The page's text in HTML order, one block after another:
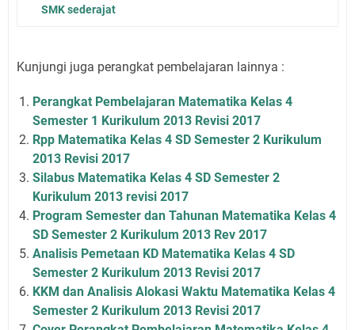
SMK sederajat
Kunjungi juga perangkat pembelajaran lainnya :
Perangkat Pembelajaran Matematika Kelas 4
Semester 1 Kurikulum 2013 Revisi 2017
Rpp Matematika Kelas 4 SD Semester 2 Kurikulum
2013 Revisi 2017
Silabus Matematika Kelas 4 SD Semester 2
Kurikulum 2013 revisi 2017
Program Semester dan Tahunan Matematika Kelas 4
SD Semester 2 Kurikulum 2013 Rev 2017
Analisis Pemetaan KD Matematika Kelas 4 SD
Semester 2 Kurikulum 2013 Revisi 2017
KKM dan Analisis Alokasi Waktu Matematika Kelas 4
Semester 2 Kurikulum 2013 Revisi 2017